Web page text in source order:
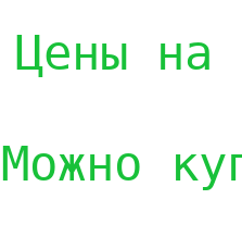
Цены на
Можно